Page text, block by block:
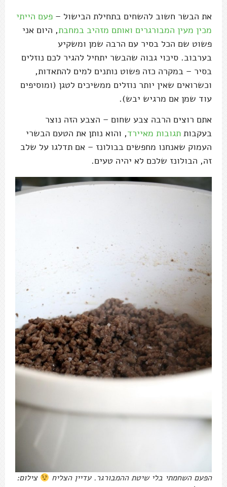
את הבשר חשוב להשחים בתחילת הבישול – פעם הייתי
מכין מעין המבורגרים ואותם מזהיב במחבת, היום אני
פשוט שם הכל בסיר עם הרבה שמן ומשקיע
בערבוב. סיכוי גבוה שהבשר יתחיל להגיר לכם נוזלים
בסיר – במקרה כזה פשוט נותנים למים להתאדות,
וכשרואים שאין יותר נוזלים ממשיכים לטגן (ומוסיפים
עוד שמן אם מרגיש יבש).
אתם רוצים הרבה צבע שחום – הצבע הזה נוצר
בעקבות תגובות מאיירד, והוא נותן את הטעם הבשרי
העמוק שאנחנו מחפשים בבולונז – אם תדלגו על שלב
זה, הבולונז שלכם לא יהיה טעים.
הפעם השחמתי בלי שיטת ההמבורגר. עדיין הצליח
צילום: